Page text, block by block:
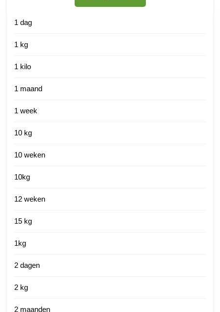
1 dag
1 kg
1 kilo
1 maand
1 week
10 kg
10 weken
10kg
12 weken
15 kg
1kg
2 dagen
2 kg
2 maanden